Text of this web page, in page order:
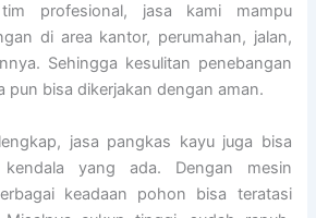
profesional, jasa kami mampu
di area kantor, perumahan, jalan,
Sehingga kesulitan penebangan
pun bisa dikerjakan dengan aman.
jasa pangkas kayu juga bisa
kendala yang ada. Dengan mesin
keadaan pohon bisa teratasi